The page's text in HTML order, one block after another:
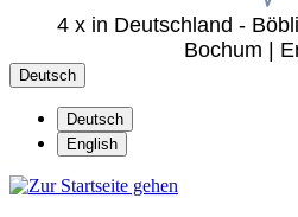
4 x in Deutschland -
Bochum |
Deutsch
Deutsch
English